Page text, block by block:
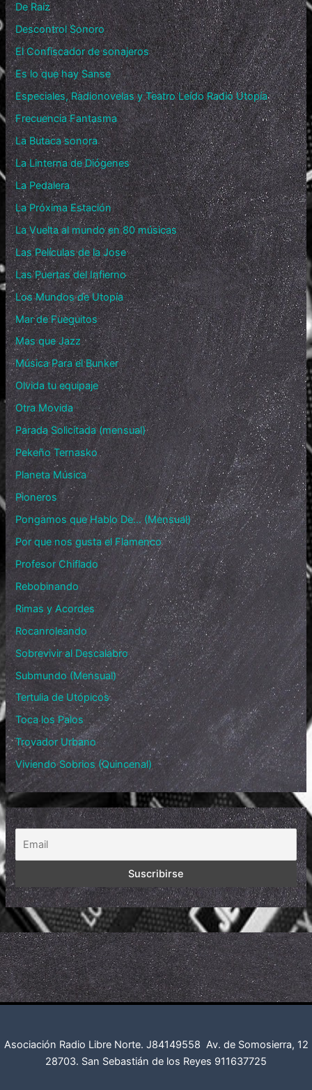
De Raíz
Descontrol Sonoro
El Confiscador de sonajeros
Es lo que hay Sanse
Especiales, Radionovelas y Teatro Leído Radio Utopía
Frecuencia Fantasma
La Butaca sonora
La Linterna de Diógenes
La Pedalera
La Próxima Estación
La Vuelta al mundo en 80 músicas
Las Películas de la Jose
Las Puertas del Infierno
Los Mundos de Utopía
Mar de Fueguitos
Mas que Jazz
Música Para el Bunker
Olvida tu equipaje
Otra Movida
Parada Solicitada (mensual)
Pekeño Ternasko
Planeta Música
Pioneros
Pongamos que Hablo De… (Mensual)
Por que nos gusta el Flamenco
Profesor Chiflado
Rebobinando
Rimas y Acordes
Rocanroleando
Sobrevivir al Descalabro
Submundo (Mensual)
Tertulia de Utópicos
Toca los Palos
Trovador Urbano
Viviendo Sobrios (Quincenal)
Asociación Radio Libre Norte. J84149558 Av. de Somosierra, 12
28703. San Sebastián de los Reyes 911637725